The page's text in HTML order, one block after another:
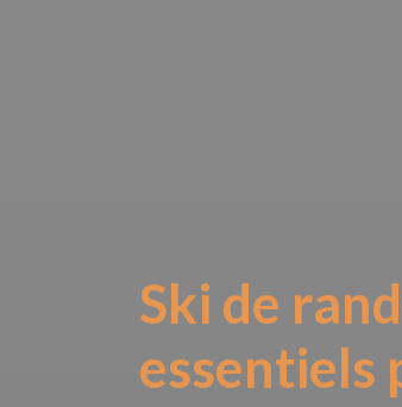
Ski de
essentiels